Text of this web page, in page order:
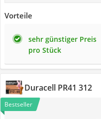
Vorteile
sehr günstiger Preis
pro Stück
Duracell PR41 312
Bestseller